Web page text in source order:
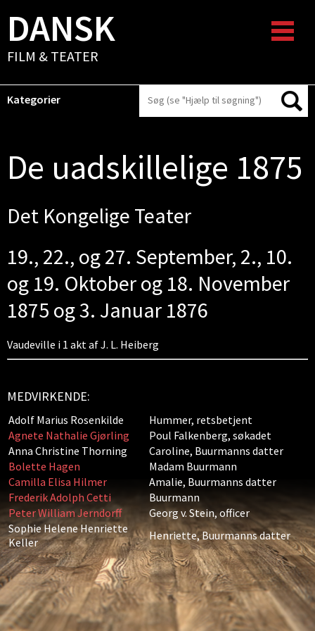
DANSK
FILM & TEATER
Kategorier
De uadskillelige 1875
Det Kongelige Teater
19., 22., og 27. September, 2., 10.
og 19. Oktober og 18. November
1875 og 3. Januar 1876
Vaudeville i 1 akt af J. L. Heiberg
MEDVIRKENDE:
Adolf Marius Rosenkilde
Hummer, retsbetjent
Agnete Nathalie Gjørling
Poul Falkenberg, søkadet
Anna Christine Thorning
Caroline, Buurmanns datter
Bolette Hagen
Madam Buurmann
Camilla Elisa Hilmer
Amalie, Buurmanns datter
Frederik Adolph Cetti
Buurmann
Peter William Jerndorff
Georg v. Stein, officer
Sophie Helene Henriette
Keller
Henriette, Buurmanns datter